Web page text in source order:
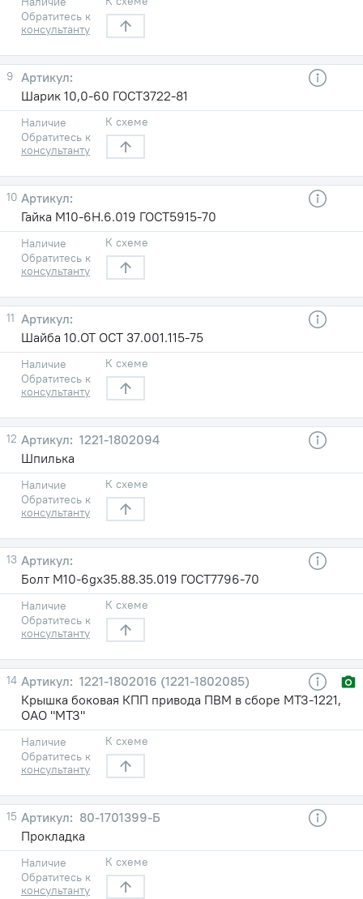
Обратитесь к
консультанту
9
Шарик 10,0-60 ГОСТ3722-81
Наличие
Обратитесь к
консультанту
К схеме
10
Гайка М10-6Н.6.019 ГОСТ5915-70
Наличие
Обратитесь к
консультанту
К схеме
11
Шайба 10.ОТ ОСТ 37.001.115-75
Наличие
Обратитесь к
консультанту
К схеме
12
1221-1802094
Шпилька
Наличие
Обратитесь к
консультанту
К схеме
13
Болт М10-6gх35.88.35.019 ГОСТ7796-70
Наличие
Обратитесь к
консультанту
К схеме
14
1221-1802016 (1221-1802085)
Крышка боковая КПП привода ПВМ в сборе МТЗ-1221,
ОАО "МТЗ"
Наличие
Обратитесь к
консультанту
К схеме
15
80-1701399-Б
Прокладка
Наличие
Обратитесь к
консультанту
К схеме